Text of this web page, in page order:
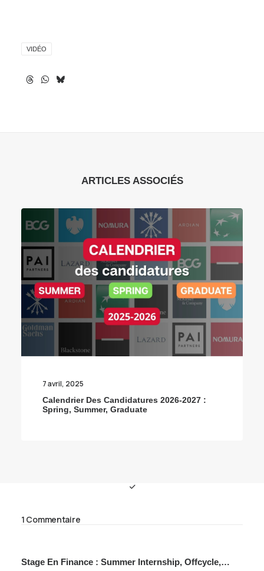
VIDÉO
ARTICLES ASSOCIÉS
7 avril, 2025
Calendrier Des Candidatures 2026-2027 :
Spring, Summer, Graduate
1 Commentaire
Stage En Finance : Summer Internship, Offcycle,…